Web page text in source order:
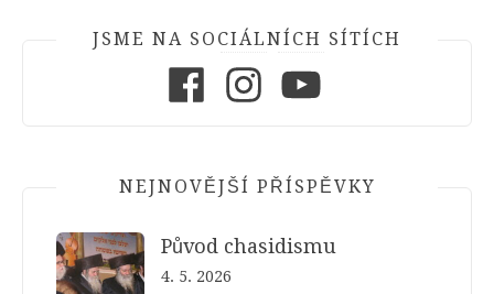
JSME NA SOCIÁLNÍCH SÍTÍCH
NEJNOVĚJŠÍ PŘÍSPĚVKY
Původ chasidismu
4. 5. 2026